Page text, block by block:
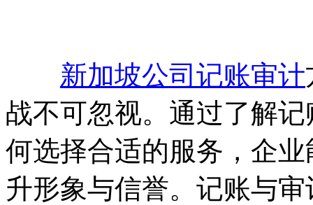
新加坡公司记账审计
战不可忽视。通过了解
何选择合适的服务，企
升形象与信誉。记账与